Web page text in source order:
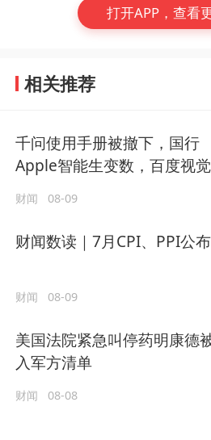
打开APP，查看
相关推荐
千问使用手册被撤下，国行
Apple智能生变数，百度视
财闻 08-09
财闻数读｜7月CPI、PPI公布
财闻 08-09
美国法院紧急叫停药明康德
入军方清单
财闻 08-08